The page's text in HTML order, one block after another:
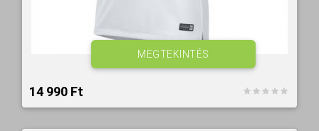
14 990 Ft‎
MEGTEKINTÉS